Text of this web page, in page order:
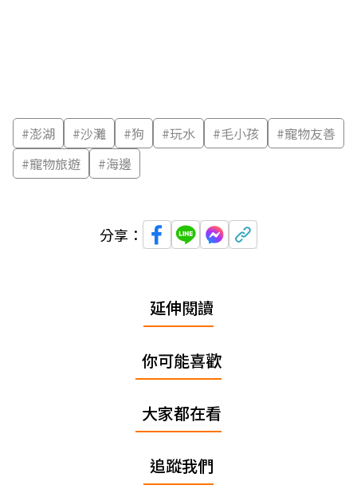
#澎湖 #沙灘 #狗 #玩水 #毛小孩 #寵物友善
#寵物旅遊 #海邊
分享：
延伸閱讀
你可能喜歡
大家都在看
追蹤我們